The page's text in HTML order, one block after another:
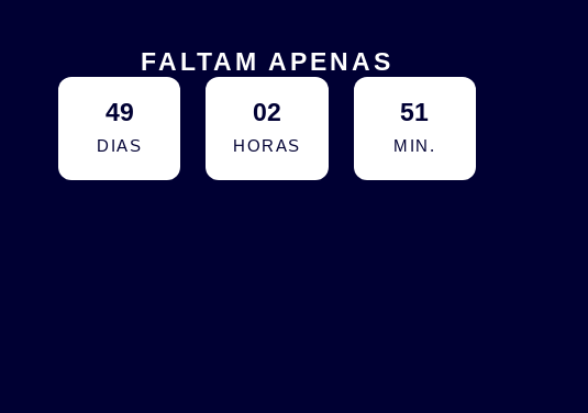
FALTAM APENAS
49
DIAS
02
HORAS
51
MIN.